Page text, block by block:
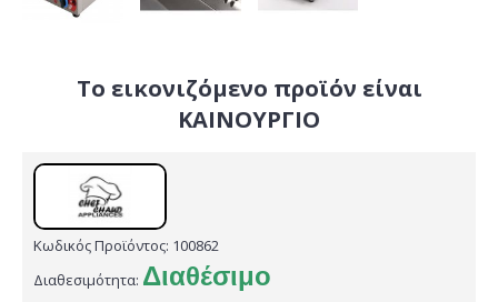
Το εικονιζόμενο προϊόν είναι
ΚΑΙΝΟΥΡΓΙΟ
Κωδικός Προϊόντος: 100862
Διαθεσιμότητα: Διαθέσιμο